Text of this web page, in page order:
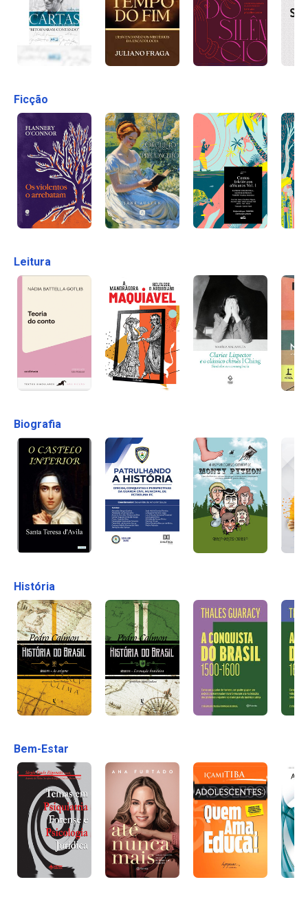
Ficção
Leitura
Biografia
História
Bem-Estar